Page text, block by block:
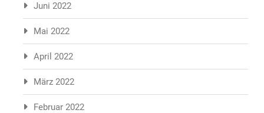
Juni 2022
Mai 2022
April 2022
März 2022
Februar 2022